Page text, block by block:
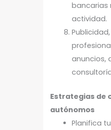
bancarias
actividad.
anuncios,
Estrategias de
autónomos
Planifica